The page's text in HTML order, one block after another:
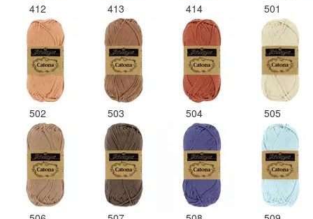
412 413 414 501
502 503 504 505